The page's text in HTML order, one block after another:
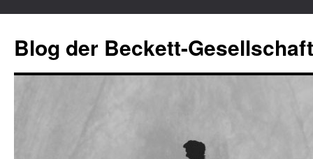
Blog der Beckett-Gesellschaft